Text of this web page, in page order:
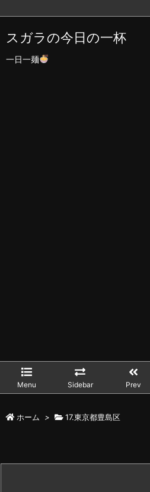
スガラの今日の一杯
一日一麺
Menu Sidebar Prev
ホーム > 17.東京都豊島区